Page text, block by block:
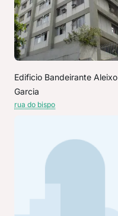
Edificio Bandeirante Aleixo
Garcia
rua do bispo